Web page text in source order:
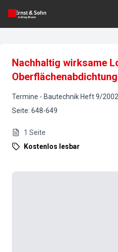
Nachhaltig wirksame
Termine - Bautechnik Heft9/2002
Seite: 648-649
1 Seite
Kostenlos lesbar